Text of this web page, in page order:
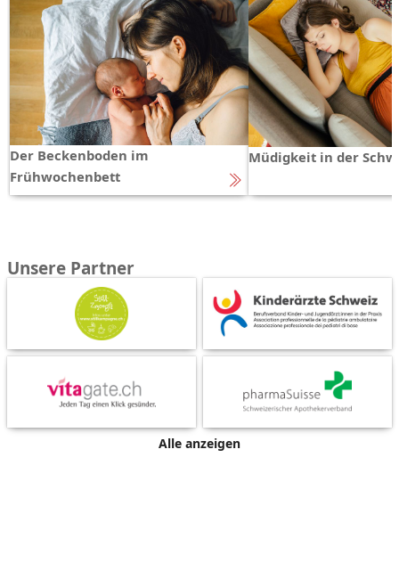
Der Beckenboden im
Frühwochenbett
Müdigkeit in der
Unsere Partner
Alle anzeigen